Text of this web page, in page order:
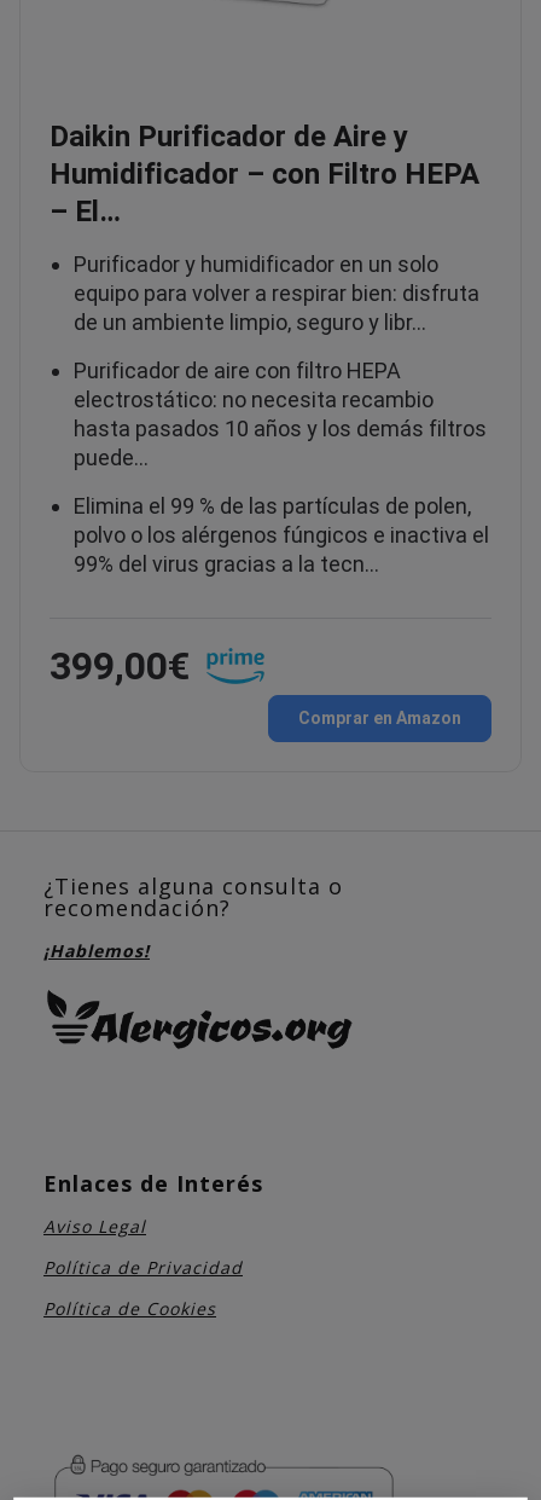
Daikin Purificador de Aire y
Humidificador – con Filtro HEPA
– El…
Purificador y humidificador en un solo
equipo para volver a respirar bien: disfruta
de un ambiente limpio, seguro y libr…
Purificador de aire con filtro HEPA
electrostático: no necesita recambio
hasta pasados 10 años y los demás filtros
puede…
Elimina el 99 % de las partículas de polen,
polvo o los alérgenos fúngicos e inactiva el
99% del virus gracias a la tecn…
399,00€
Comprar en Amazon
¿Tienes alguna consulta o
recomendación?
¡Hablemos!
Enlaces de Interés
Aviso Legal
Política de Privacidad
Política de Cookies